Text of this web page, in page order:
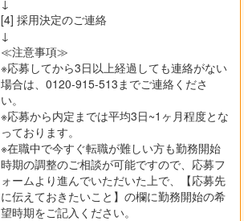
↓
[4] 採用決定のご連絡
↓
≪注意事項≫
※応募してから3日以上経過しても連絡がない
場合は、0120-915-513までご連絡くださ
い。
※応募から内定までは平均3日~1ヶ月程度とな
っております。
※在職中で今すぐ転職が難しい方も勤務開始
時期の調整のご相談が可能ですので、応募フ
ォームより進んでいただいた上で、【応募先
に伝えておきたいこと】の欄に勤務開始の希
望時期をご記入ください。